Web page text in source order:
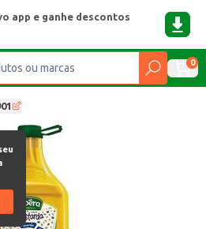
app e ganhe descontos
0